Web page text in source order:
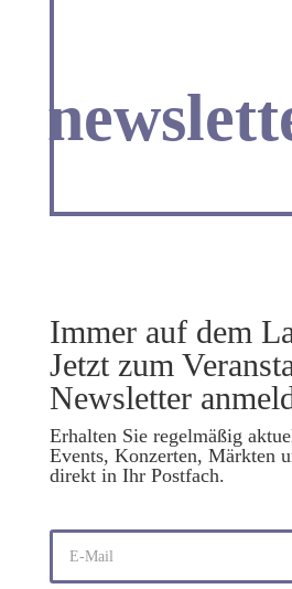
Immer auf dem
Jetzt zum
Newsletter
Erhalten Sie regelmäßig
Events, Konzerten, Märkten
direkt in Ihr Postfach.
Mail